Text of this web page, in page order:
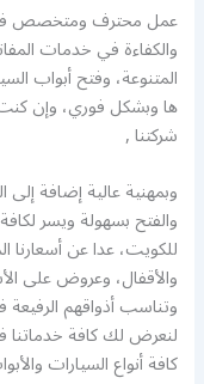
عمل محترف ومتخصص في
والكفاءة في خدمات
المتنوعة، وفتح أبواب
ها وبشكل فوري، وإن
شركتنا ,
وبمهنية عالية إضافة
والفتح بسهولة ويسر
للكويت، عدا عن أسعارنا
والأقفال، وعروض على
وتناسب أذواقهم
لنعرض لك كافة خدماتنا
كافة أنواع السيارات